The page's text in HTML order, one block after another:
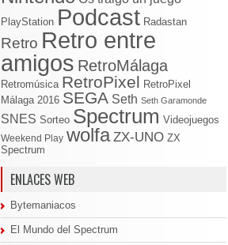
PlayStation Podcast Radastan
Retro Retro entre
amigos RetroMálaga
Retromúsica RetroPixel RetroPixel
Málaga 2016 SEGA Seth Seth Garamonde
SNES Sorteo Spectrum Videojuegos
Weekend Play wolfa ZX-UNO ZX
Spectrum
ENLACES WEB
Bytemaniacos
El Mundo del Spectrum